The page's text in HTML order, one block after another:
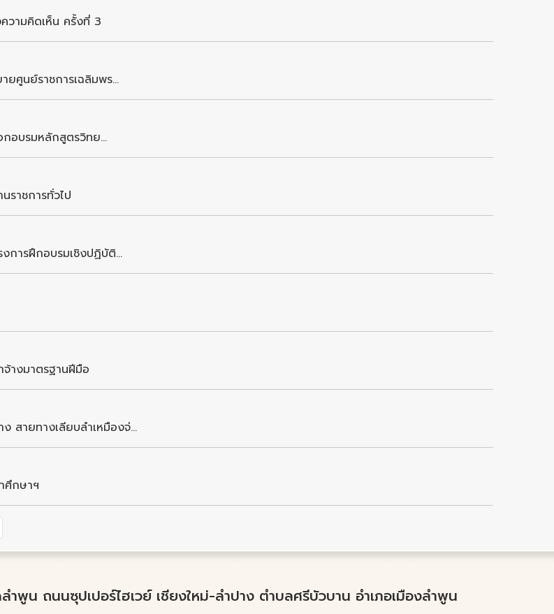
วามคิดเห็น ครั้งที่ 3
ศูนย์ราชการเฉลิมพร...
กอบรมหลักสูตรวิทย...
ราชการทั่วไป
การฝึกอบรมเชิงปฏิบัติ...
จ้างมาตรฐานฝีมือ
สายทางเลียบลำเหมืองจ่...
ศึกษาฯ
พูน ถนนซุปเปอร์ไฮเวย์ เชียงใหม่-ลำปาง ตำบลศรีบัวบาน อำเภอเมืองลำพูน